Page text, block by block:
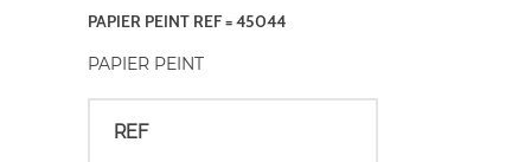
PAPIER PEINT REF = 45044
PAPIER PEINT
REF